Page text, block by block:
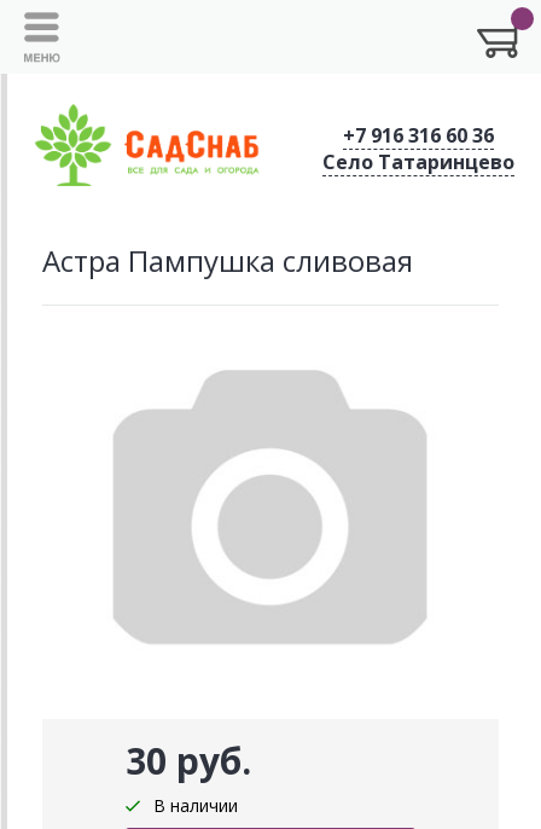
+7 916 316 60 36
Село Татаринцево
Астра Пампушка сливовая
30 руб.
В наличии